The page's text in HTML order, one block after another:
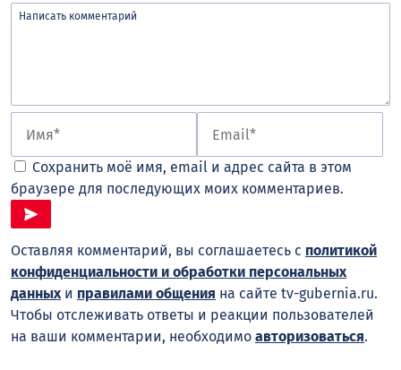
Сохранить моё имя, email и адрес сайта в этом
браузере для последующих моих комментариев.
Оставляя комментарий, вы соглашаетесь с политикой
конфиденциальности и обработки персональных
данныхи правилами общения на сайте tv-gubernia.ru.
Чтобы отслеживать ответы и реакции пользователей
на ваши комментарии, необходимо авторизоваться.